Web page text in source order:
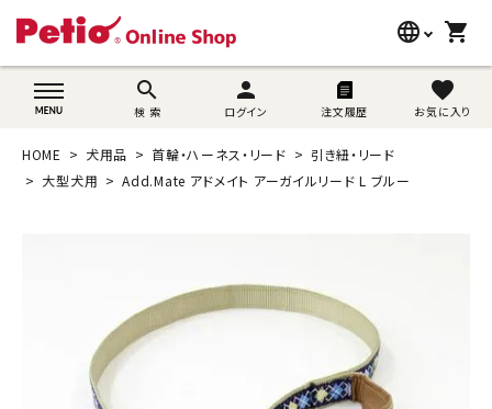
language
wovn-lang-name
shopping_cart
search
検 索
person
ログイン 注文履歴
favorite
お気に入り
search
猫用品
ブランド別に探す
目的別に探す
SNS
HOME 犬用品 首輪・ハーネス・リード
引き紐・リード
大型犬用
Add.Mate アドメイト アーガイルリード L ブルー